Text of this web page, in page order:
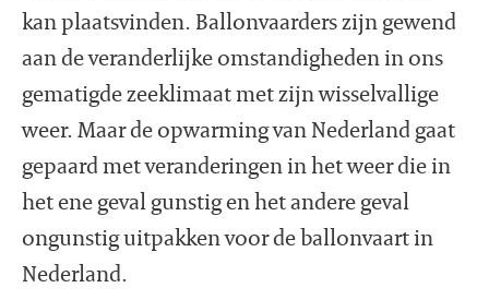
kan plaatsvinden. Ballonvaarders zijn gewend
aan de veranderlijke omstandigheden in ons
gematigde zeeklimaat met zijn wisselvallige
weer. Maar de opwarming van Nederland gaat
gepaard met veranderingen in het weer die in
het ene geval gunstig en het andere geval
ongunstig uitpakken voor de ballonvaart in
Nederland.